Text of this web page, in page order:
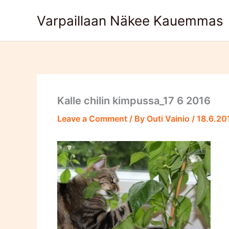
Varpaillaan Näkee Kauemmas
Kalle chilin kimpussa_17 6 2016
Leave a Comment / By Outi Vainio /